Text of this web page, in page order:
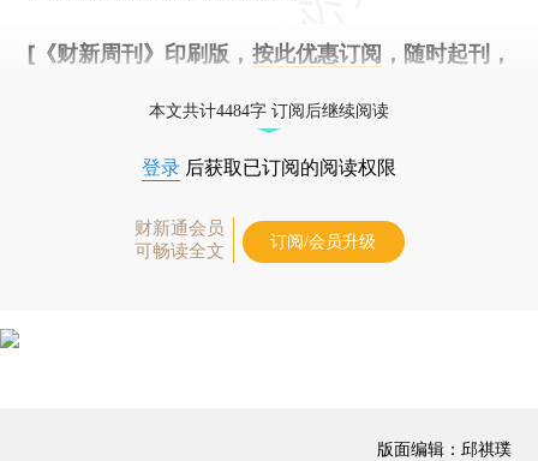
[《财新周刊》印刷版， 按此优惠订阅 ，随时起刊，
本文共计4484字 订阅后继续阅读
登录 后获取已订阅的阅读权限
财新通会员
可畅读全文
订阅/会员升级
版面编辑：邱祺璞